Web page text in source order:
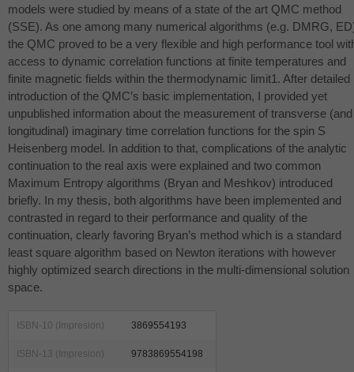
models were studied by means of a state of the art QMC method
(SSE). As one among many numerical algorithms (e.g. DMRG,
the QMC proved to be a very flexible and high performance tool
access to dynamic correlation functions at finite temperatures and
finite magnetic fields within the thermodynamic limit1. After detailed
introduction of the QMC’s basic implementation, I provided yet
unpublished information about the measurement of transverse (and
longitudinal) imaginary time correlation functions for the spin S
Heisenberg model. In addition to that, complications of the analytic
continuation to the real axis were explained and two common
Maximum Entropy algorithms (Bryan and Meshkov) introduced
briefly. In my thesis, both algorithms have been implemented and
contrasted in regard to their performance and quality of the
continuation, clearly favoring Bryan’s method which is a standard
least square algorithm based on Newton iterations with however
highly optimized search directions in the multi-dimensional solution
space.
ISBN-10 (Impresion) 3869554193
ISBN-13 (Impresion) 9783869554198